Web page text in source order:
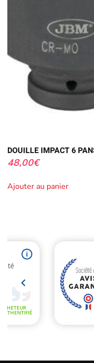
DOUILLE IMPACT 6
48,00€
Ajouter au panier